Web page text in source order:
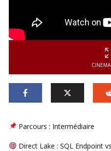
Parcours : Intermédiaire
Direct Lake : SQL Endpoint